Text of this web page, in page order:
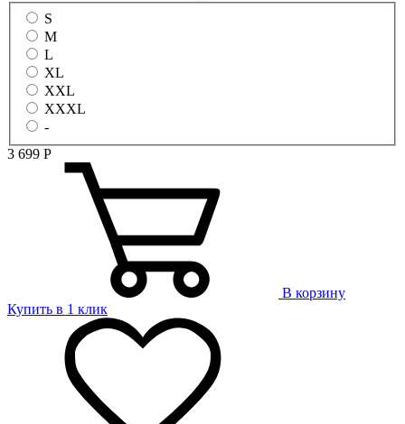
S
M
L
XL
XXL
XXXL
-
3 699 Р
В корзину
Купить в 1 клик